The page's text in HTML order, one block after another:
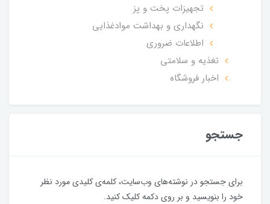
تجهیزات پخت و پز
نگهداری و بهداشت موادغذایی
اطلاعات ضروری
تغذیه و سلامتی
اخبار فروشگاه
جستجو
برای جستجو در نوشته‌های وب‌سایت، کلمه‌ی کلیدی مورد نظر
خود را بنویسید و بر روی دکمه کلیک کنید.